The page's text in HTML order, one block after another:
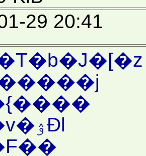
29 20:41
��v�ۉÐl